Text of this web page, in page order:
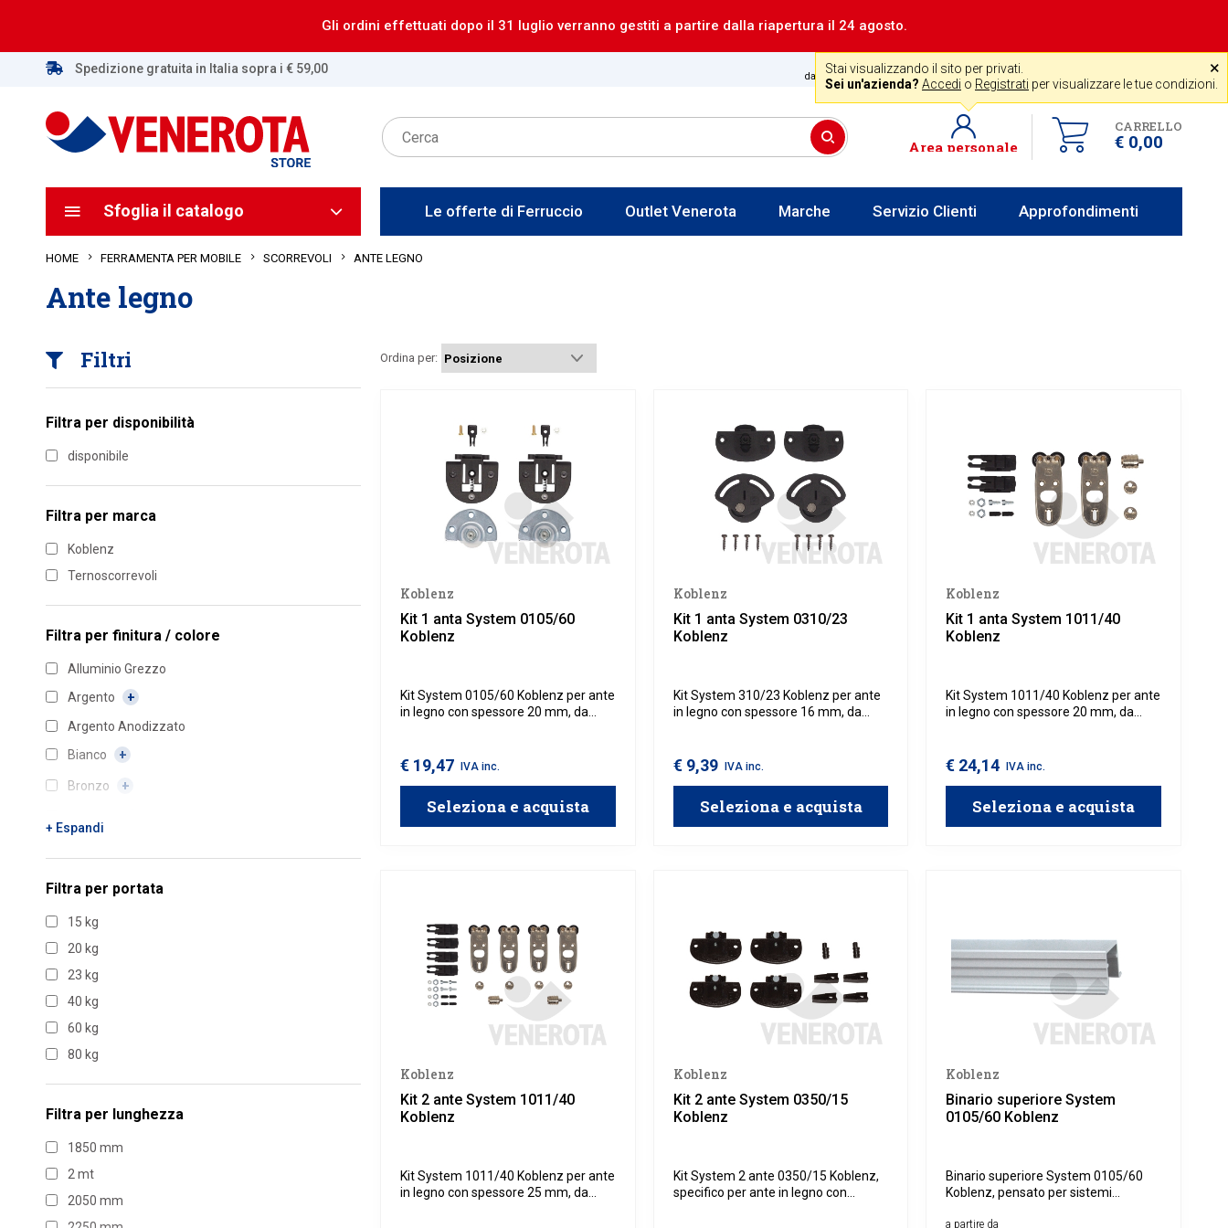
Gli ordini effettuati dopo il 31 luglio verranno gestiti a partire dalla riapertura il 24 agosto.
Spedizione gratuita in Italia sopra i € 59,00 Assistenza gratuita
dal lun al ven 8-12 14-18 +39 0341 256700 ˟
Stai visualizzando il sito per privati.
Sei un'azienda? Accedi o Registrati per visualizzare le tue condizioni.
CARRELLO
€ 0,00
Area personale
Sfoglia il catalogo Le offerte di Ferruccio Outlet Venerota Marche Servizio Clienti Approfondimenti
HOME FERRAMENTA PER MOBILE SCORREVOLI ANTE LEGNO
Ante legno
Filtri
Filtra per disponibilità
disponibile
Filtra per marca
Koblenz
Ternoscorrevoli
Filtra per finitura / colore
Alluminio Grezzo
Argento
Argento Anodizzato
Bianco
Bronzo
+ Espandi
Filtra per portata
15 kg
20 kg
23 kg
40 kg
60 kg
80 kg
Filtra per lunghezza
1850 mm
2 mt
2050 mm
Ordina per:
Koblenz
Kit 1 anta System 0105/60
Koblenz
Kit System 0105/60 Koblenz per ante
in legno con spessore 20 mm, da
0105/60 Koblenz.
€ 19,47 IVA inc.
Seleziona e acquista
Koblenz
Kit 1 anta System 0310/23
Koblenz
Kit System 310/23 Koblenz per ante
in legno con spessore 16 mm, da
€ 9,39 IVA inc.
Seleziona e acquista
Koblenz
Kit 1 anta System 1011/40
Koblenz
Kit System 1011/40 Koblenz per ante
in legno con spessore 20 mm, da
€ 24,14 IVA inc.
Seleziona e acquista
Koblenz
Kit 2 ante System 1011/40
Koblenz
Kit System 1011/40 Koblenz per ante
in legno con spessore 25 mm, da
Koblenz
Kit 2 ante System 0350/15
Koblenz
Kit System 2 ante 0350/15 Koblenz,
specifico per ante in legno con
Koblenz
Binario superiore System
0105/60 Koblenz
Binario superiore System 0105/60
Koblenz, pensato per sistemi
a partire da